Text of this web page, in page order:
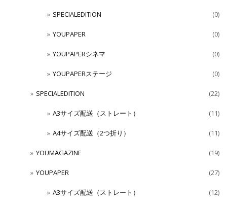
SPECIALEDITION (0)
YOUPAPER (0)
YOUPAPERシネマ (0)
YOUPAPERステージ (0)
SPECIALEDITION (22)
A3サイズ配送（ストレート） (11)
A4サイズ配送（2つ折り） (11)
YOUMAGAZINE (19)
YOUPAPER (27)
A3サイズ配送（ストレート） (12)